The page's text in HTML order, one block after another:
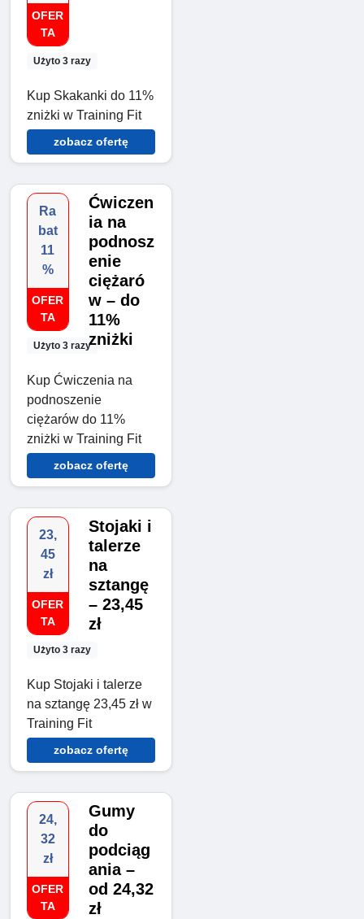
OFER
TA
Użyto 3 razy
Kup Skakanki do 11%
zniżki w Training Fit
zobacz ofertę
Ra
bat
11
%
OFER
TA
Użyto 3 razy
Ćwiczen
ia na
podnosz
enie
ciężaró
w – do
11%
zniżki
Kup Ćwiczenia na
podnoszenie
ciężarów do 11%
zniżki w Training Fit
zobacz ofertę
23,
45
zł
OFER
TA
Użyto 3 razy
Stojaki i
talerze
na
sztangę
– 23,45
zł
Kup Stojaki i talerze
na sztangę 23,45 zł w
Training Fit
zobacz ofertę
24,
32
zł
OFER
TA
Gumy
do
podciąg
ania –
od 24,32
zł